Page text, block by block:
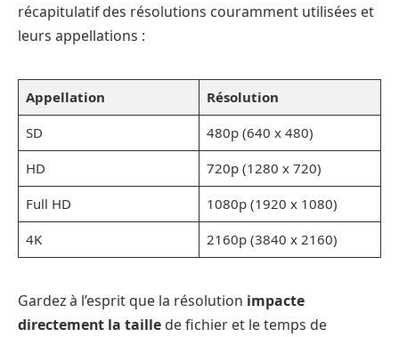
récapitulatif des résolutions couramment utilisées et
leurs appellations :
Appellation
Résolution
SD
480p (640 x 480)
HD
720p (1280 x 720)
Full HD
1080p (1920 x 1080)
4K
2160p (3840 x 2160)
Gardez à l’esprit que la résolution impacte
directement la taille de fichier et le temps de